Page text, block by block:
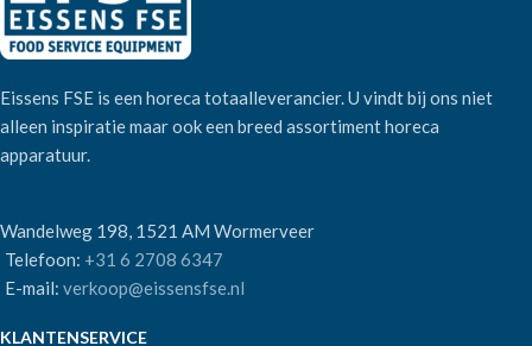
Eissens FSE is een horeca totaalleverancier. U vindt bij ons niet
alleen inspiratie maar ook een breed assortiment horeca
apparatuur.
Wandelweg 198, 1521 AM Wormerveer
Telefoon: +31 6 2708 6347
E-mail: verkoop@eissensfse.nl
KLANTENSERVICE